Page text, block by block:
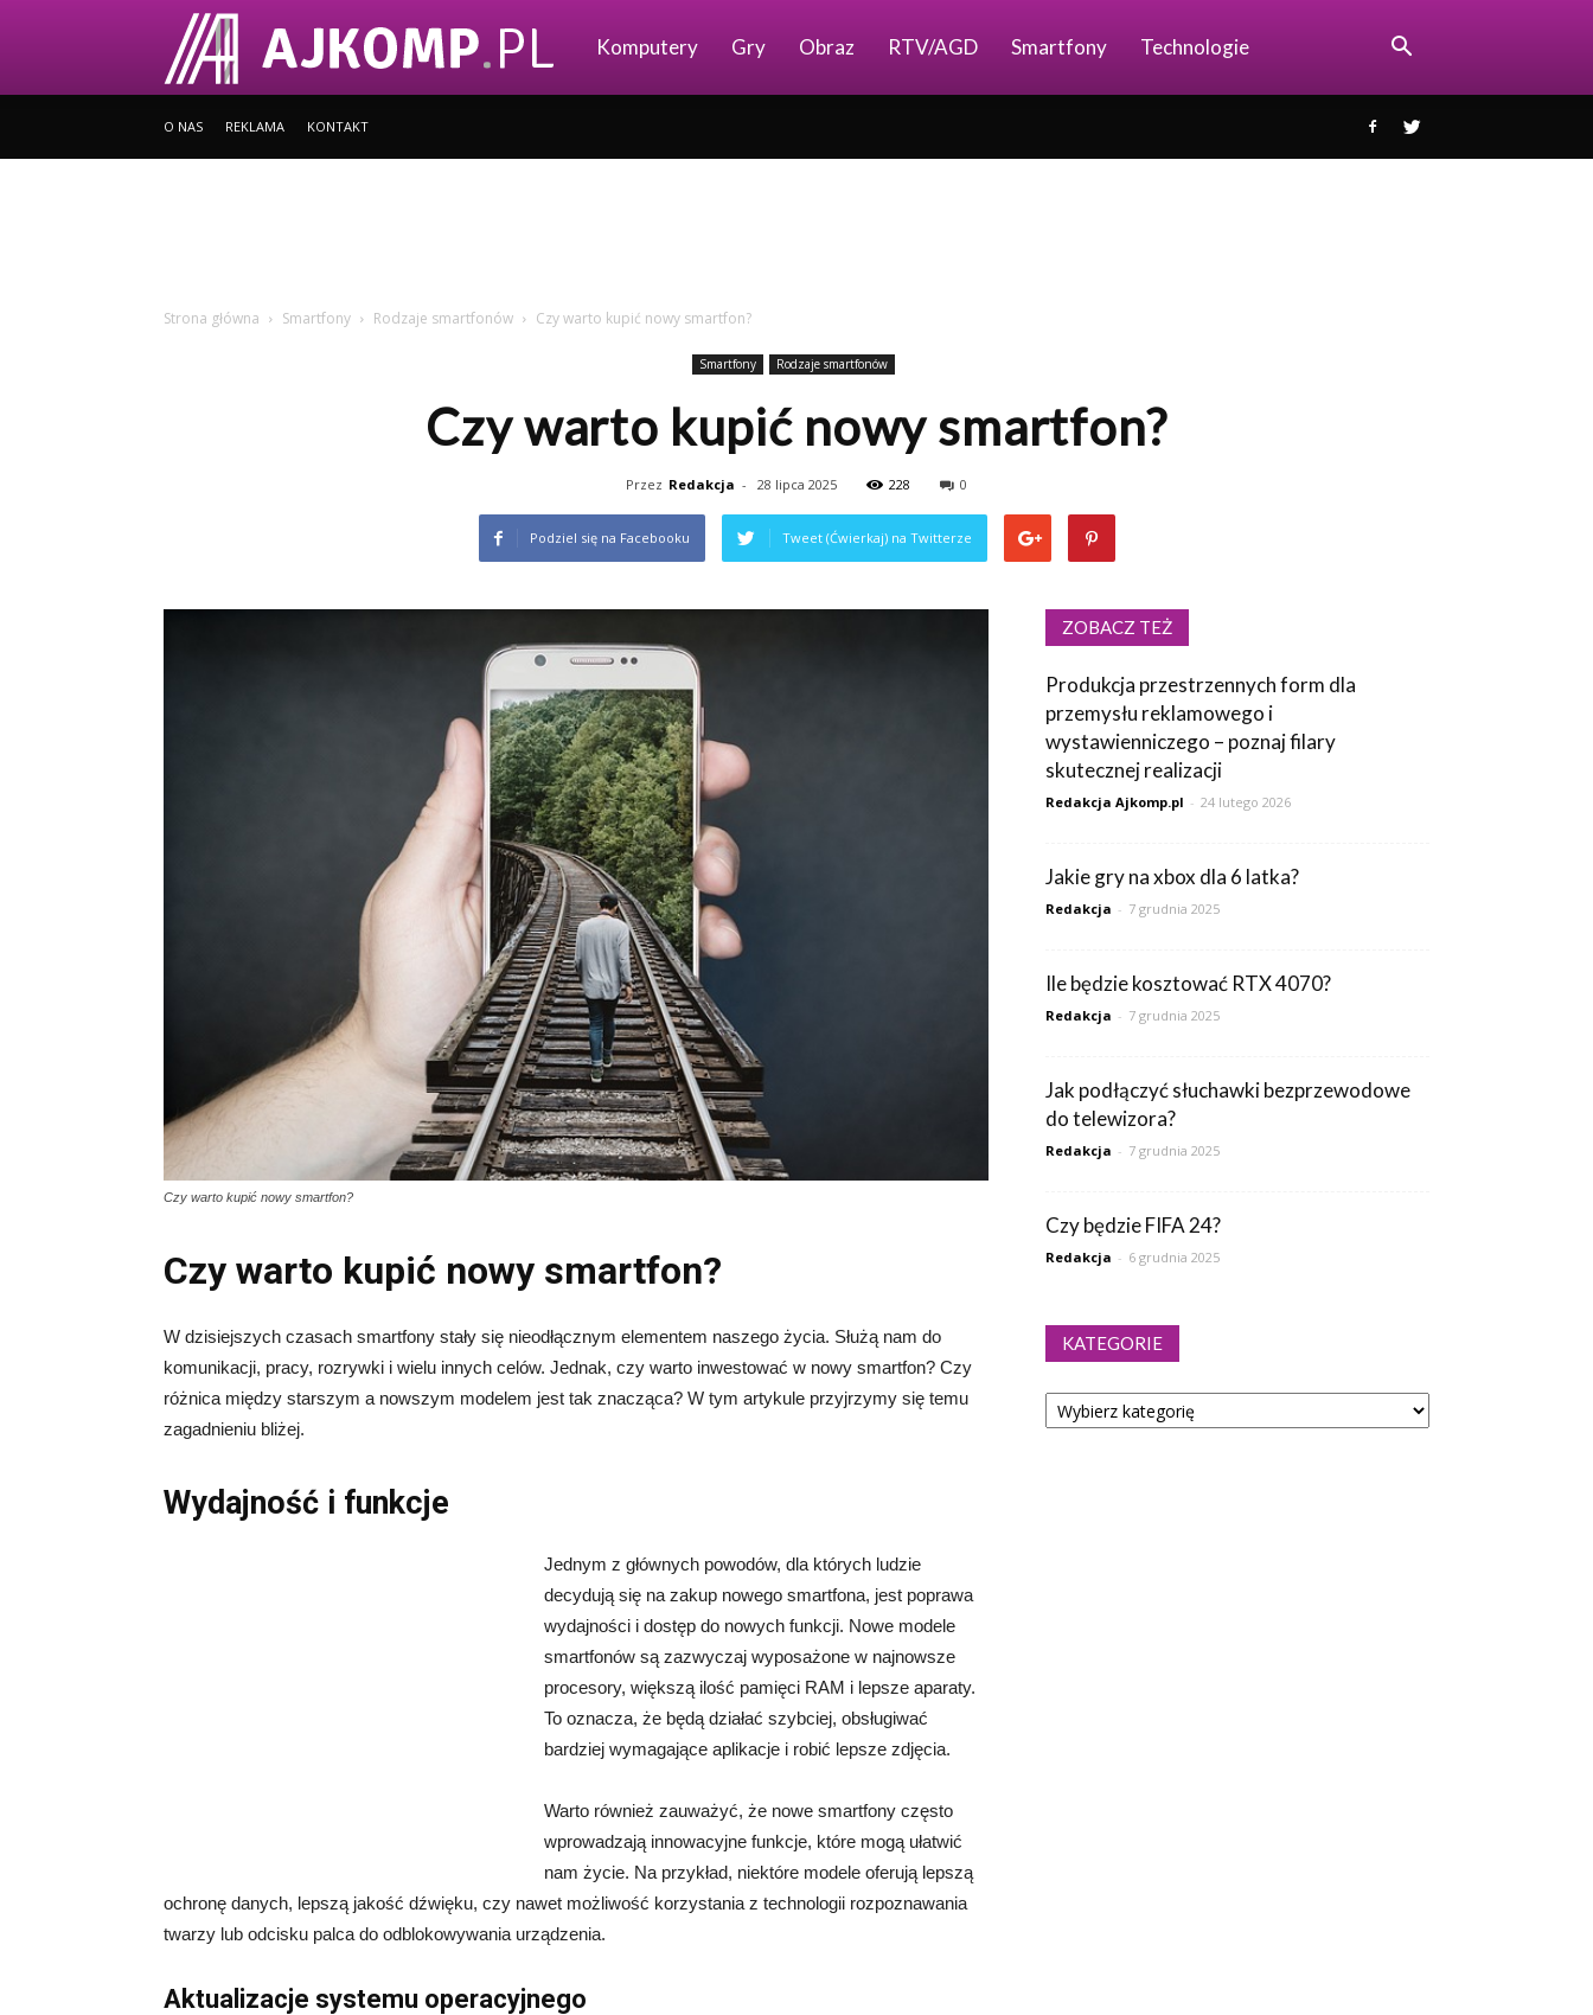
Ajkomp.pl
Komputery Gry Obraz RTV/AGD Smartfony Technologie
O NAS REKLAMA KONTAKT
Strona główna Smartfony Rodzaje smartfonów Czy warto kupić nowy smartfon?
Smartfony Rodzaje smartfonów
Czy warto kupić nowy smartfon?
Przez Redakcja - 28 lipca 2025 228 0
Podziel się na Facebooku Tweet (Ćwierkaj) na Twitterze
Czy warto kupić nowy smartfon?
Czy warto kupić nowy smartfon?
W dzisiejszych czasach smartfony stały się nieodłącznym elementem naszego życia. Służą nam do
komunikacji, pracy, rozrywki i wielu innych celów. Jednak, czy warto inwestować w nowy smartfon? Czy
różnica między starszym a nowszym modelem jest tak znacząca? W tym artykule przyjrzymy się temu
zagadnieniu bliżej.
Wydajność i funkcje
Jednym z głównych powodów, dla których ludzie
decydują się na zakup nowego smartfona, jest poprawa
wydajności i dostęp do nowych funkcji. Nowe modele
smartfonów są zazwyczaj wyposażone w najnowsze
procesory, większą ilość pamięci RAM i lepsze aparaty.
To oznacza, że będą działać szybciej, obsługiwać
bardziej wymagające aplikacje i robić lepsze zdjęcia.
Warto również zauważyć, że nowe smartfony często
wprowadzają innowacyjne funkcje, które mogą ułatwić
nam życie. Na przykład, niektóre modele oferują lepszą
ochronę danych, lepszą jakość dźwięku, czy nawet możliwość korzystania z technologii rozpoznawania
twarzy lub odcisku palca do odblokowywania urządzenia.
Aktualizacje systemu operacyjnego
ZOBACZ TEŻ
Produkcja przestrzennych form dla
przemysłu reklamowego i
wystawienniczego – poznaj filary
skutecznej realizacji
Redakcja Ajkomp.pl - 24 lutego 2026
Jakie gry na xbox dla 6 latka?
Redakcja - 7 grudnia 2025
Ile będzie kosztować RTX 4070?
Redakcja - 7 grudnia 2025
Jak podłączyć słuchawki bezprzewodowe
do telewizora?
Redakcja - 7 grudnia 2025
Czy będzie FIFA 24?
Redakcja - 6 grudnia 2025
KATEGORIE
Kategorie